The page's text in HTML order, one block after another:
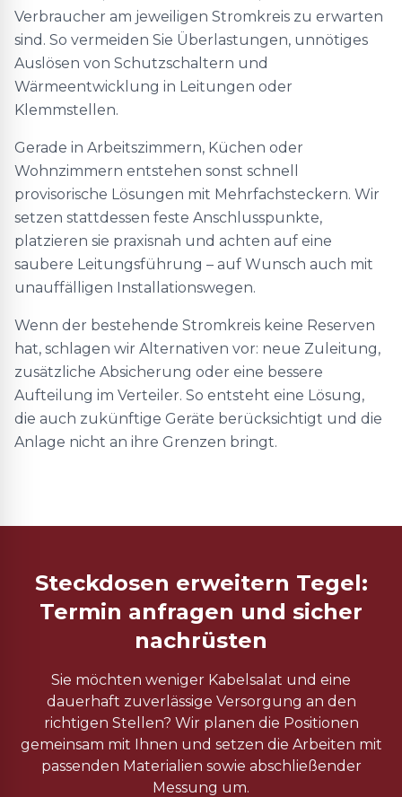
Verbraucher am jeweiligen Stromkreis zu erwarten
sind. So vermeiden Sie Überlastungen, unnötiges
Auslösen von Schutzschaltern und
Wärmeentwicklung in Leitungen oder
Klemmstellen.
Gerade in Arbeitszimmern, Küchen oder
Wohnzimmern entstehen sonst schnell
provisorische Lösungen mit Mehrfachsteckern. Wir
setzen stattdessen feste Anschlusspunkte,
platzieren sie praxisnah und achten auf eine
saubere Leitungsführung – auf Wunsch auch mit
unauffälligen Installationswegen.
Wenn der bestehende Stromkreis keine Reserven
hat, schlagen wir Alternativen vor: neue Zuleitung,
zusätzliche Absicherung oder eine bessere
Aufteilung im Verteiler. So entsteht eine Lösung,
die auch zukünftige Geräte berücksichtigt und die
Anlage nicht an ihre Grenzen bringt.
Steckdosen erweitern Tegel:
Termin anfragen und sicher
nachrüsten
Sie möchten weniger Kabelsalat und eine
dauerhaft zuverlässige Versorgung an den
richtigen Stellen? Wir planen die Positionen
gemeinsam mit Ihnen und setzen die Arbeiten mit
passenden Materialien sowie abschließender
Messung um.